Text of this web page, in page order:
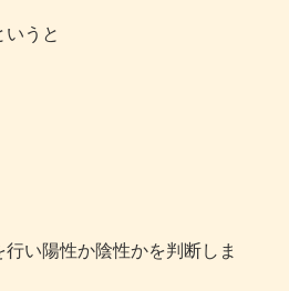
いうと
い陽性か陰性かを判断しま